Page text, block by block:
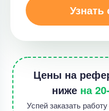
Узнать
Цены на
ниже на
Успей заказать